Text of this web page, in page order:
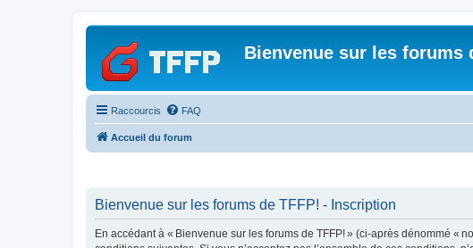
Bienvenue sur les forums
Raccourcis FAQ
Accueil du forum
Bienvenue sur les forums de TFFP! - Inscription
En accédant à « Bienvenue sur les forums de TFFP! » (ci-après dénommé «